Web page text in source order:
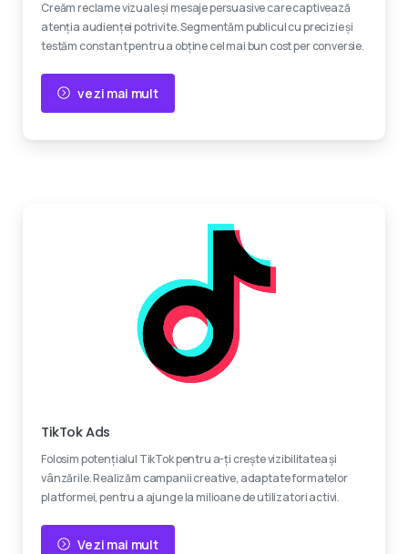
Creăm reclame vizuale și mesaje persuasive care captivează
atenția audienței potrivite. Segmentăm publicul cu precizie și
testăm constant pentru a obține cel mai bun cost per conversie.
vezi mai mult
TikTok Ads
Folosim potențialul TikTok pentru a-ți crește vizibilitatea și
vânzările. Realizăm campanii creative, adaptate formatelor
platformei, pentru a ajunge la milioane de utilizatori activi.
Vezi mai mult